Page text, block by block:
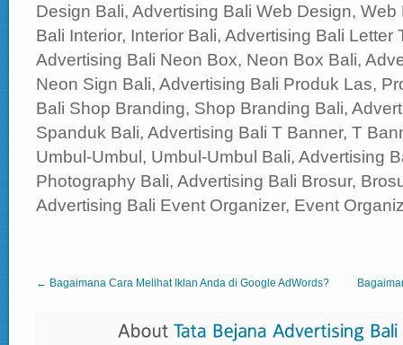
Design Bali, Advertising Bali Web Design,
Bali Interior, Interior Bali, Advertising Bali Letter
Advertising Bali Neon Box, Neon Box Bali,
Neon Sign Bali, Advertising Bali Produk Las,
Bali Shop Branding, Shop Branding Bali,
Spanduk Bali, Advertising Bali T Banner, T
Umbul-Umbul, Umbul-Umbul Bali, Advertising
Photography Bali, Advertising Bali Brosur,
Advertising Bali Event Organizer, Event
← Bagaimana Cara Melihat Iklan Anda di Google AdWords?